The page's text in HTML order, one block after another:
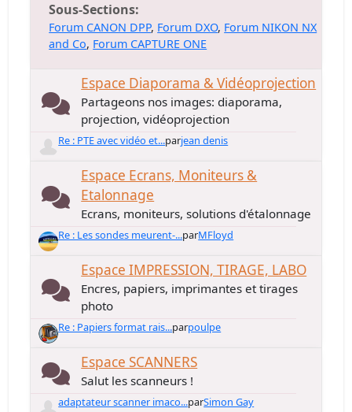
Sous-Sections
Forum CANON DPP Forum DXO Forum NIKON NX
and Co Forum CAPTURE ONE
Espace Diaporama & Vidéoprojection
Partageons nos images: diaporama,
projection, vidéoprojection
Re : PTE avec vidéo et...parjean denis
Espace Ecrans, Moniteurs &
Etalonnage
Ecrans, moniteurs, solutions d'étalonnage
Re : Les sondes meurent-...parMFloyd
Espace IMPRESSION, TIRAGE, LABO
Encres, papiers, imprimantes et tirages
photo
Re : Papiers format rais...parpoulpe
Espace SCANNERS
Salut les scanneurs !
adaptateur scanner imaco...parSimon Gay